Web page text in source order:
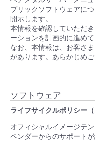
ブリックソフトウェアに
開示します。
本情報を確認していただ
ーションを計画的に進めて
なお、本情報は、お客さ
があります。あらかじめご
ソフトウェア
ライフサイクルポリシー
オフィシャルイメージテ
ベンダーからのサポート